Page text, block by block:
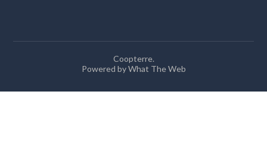
Coopterre.
Powered by What The Web